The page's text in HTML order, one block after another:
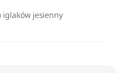
iglaków jesienny